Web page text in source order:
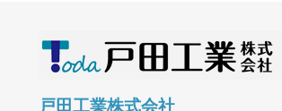
戸田工業株式会社